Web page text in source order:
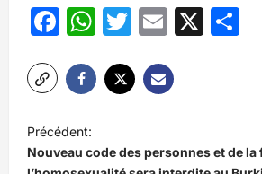
Facebook
WhatsApp
Twitter
Email
X
a
Précédent:
Nouveau code des personnes et de la